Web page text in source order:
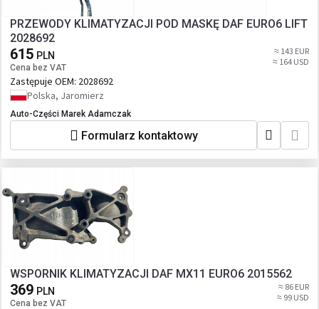
PRZEWODY KLIMATYZACJI POD MASKĘ DAF EURO6 LIFT
2028692
615 PLN
Cena bez VAT
≈ 143 EUR
≈ 164 USD
Zastępuje OEM: 2028692
Polska, Jaromierz
Auto-Części Marek Adamczak
Formularz kontaktowy
WSPORNIK KLIMATYZACJI DAF MX11 EURO6 2015562
369 PLN
Cena bez VAT
≈ 86 EUR
≈ 99 USD